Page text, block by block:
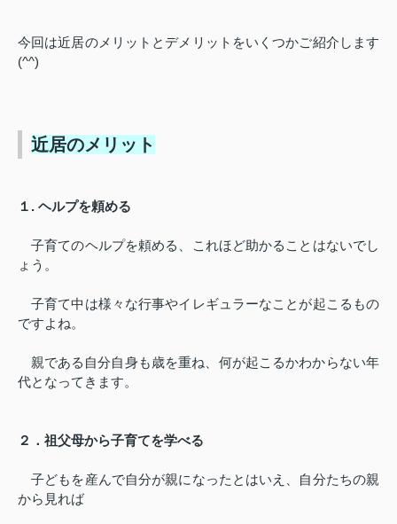
今回は近居のメリットとデメリットをいくつかご紹介します
(^^)
近居のメリット
１ . ヘルプを頼める
子育てのヘルプを頼める、これほど助かることはないでし
ょう。
子育て中は様々な行事やイレギュラーなことが起こるもの
ですよね。
親である自分自身も歳を重ね、何が起こるかわからない年
代となってきます。
２．祖父母から子育てを学べる
子どもを産んで自分が親になったとはいえ、自分たちの親
から見れば